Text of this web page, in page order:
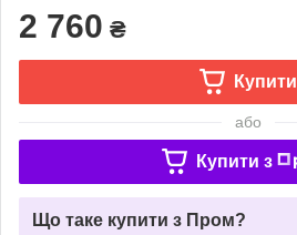
2 760 ₴
Купити
або
Купити з
Що таке купити з Пром?